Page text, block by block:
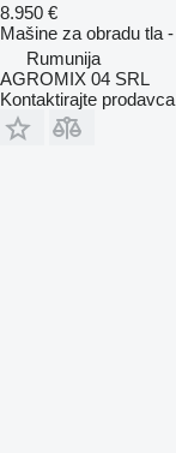
8.950 €
Mašine za obradu tla
Rumunija
AGROMIX 04 SRL
Kontaktirajte prodavca